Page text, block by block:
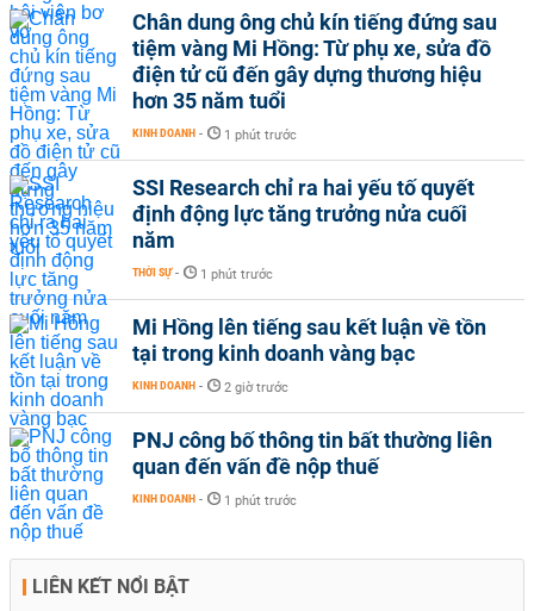
Chân dung ông chủ kín tiếng đứng sau
tiệm vàng Mi Hồng: Từ phụ xe, sửa đồ
điện tử cũ đến gây dựng thương hiệu
hơn 35 năm tuổi
KINH DOANH - 1 phút trước
SSI Research chỉ ra hai yếu tố quyết
định động lực tăng trưởng nửa cuối
năm
THỜI SỰ - 1 phút trước
Mi Hồng lên tiếng sau kết luận về tồn
tại trong kinh doanh vàng bạc
KINH DOANH - 2 giờ trước
PNJ công bố thông tin bất thường liên
quan đến vấn đề nộp thuế
KINH DOANH - 1 phút trước
LIÊN KẾT NỔI BẬT